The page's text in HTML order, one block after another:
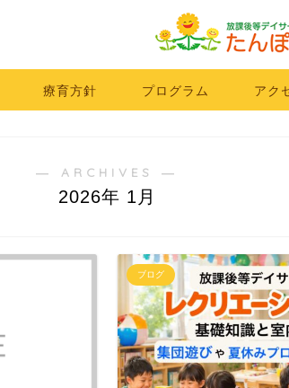
療育方針 プログラム アク
― ARCHIVES ―
2026年 1月
ブログ